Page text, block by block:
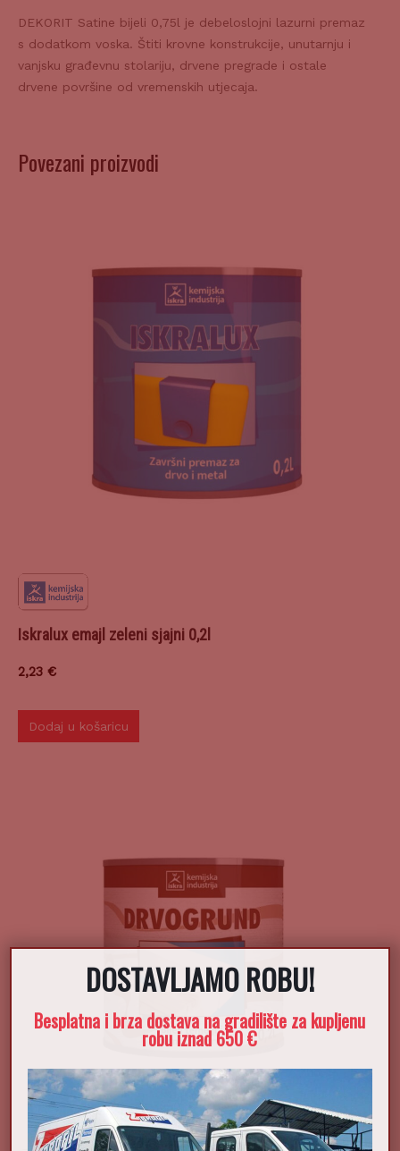
DEKORIT Satine bijeli 0,75l je debeloslojni lazurni premaz
s dodatkom voska. Štiti krovne konstrukcije, unutarnju i
vanjsku građevnu stolariju, drvene pregrade i ostale
drvene površine od vremenskih utjecaja.
Povezani proizvodi
Iskralux emajl zeleni sjajni 0,2l
2,23 €
Dodaj u košaricu
DOSTAVLJAMO ROBU!
Besplatna i brza dostava na gradilište za kupljenu
robu iznad 650 €